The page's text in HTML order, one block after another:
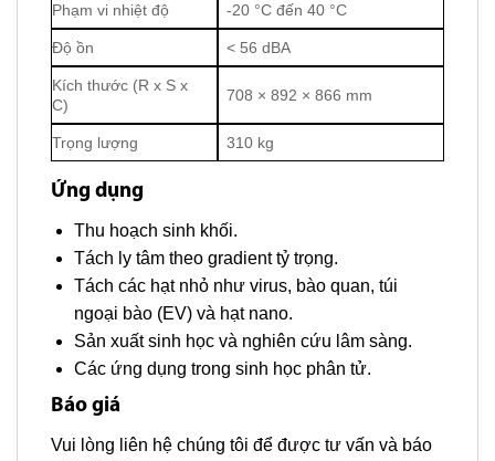
Phạm vi nhiệt độ -20 °C đến 40 °C
Độ ồn < 56 dBA
Kích thước (R x S x
C)
708 × 892 × 866 mm
Trọng lượng 310 kg
Ứng dụng
Thu hoạch sinh khối.
Tách ly tâm theo gradient tỷ trọng.
Tách các hạt nhỏ như virus, bào quan, túi
ngoại bào (EV) và hạt nano.
Sản xuất sinh học và nghiên cứu lâm sàng.
Các ứng dụng trong sinh học phân tử.
Báo giá
Vui lòng liên hệ chúng tôi để được tư vấn và báo